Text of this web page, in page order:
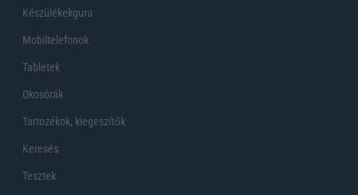
Készülékekguru
Mobiltelefonok
Tabletek
Okosórák
Tartozékok, kiegeszítők
Keresés
Tesztek